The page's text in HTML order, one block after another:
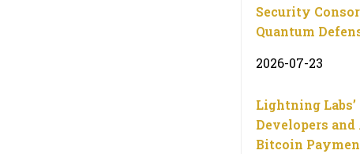
Security
Quantum
2026-07-23
Lightning
Developers
Bitcoin